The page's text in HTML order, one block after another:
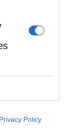
Privacy Policy